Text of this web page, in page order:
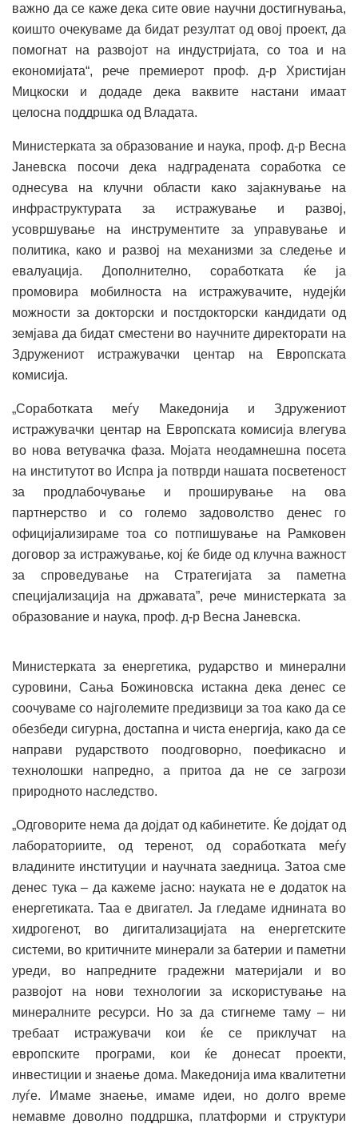
важно да се каже дека сите овие научни достигнувања,
коишто очекуваме да бидат резултат од овој проект, да
помогнат на развојот на индустријата, со тоа и на
економијата“, рече премиерот проф. д-р Христијан
Мицкоски и додаде дека ваквите настани имаат
целосна поддршка од Владата.
Министерката за образование и наука, проф. д-р Весна
Јаневска посочи дека надградената соработка се
однесува на клучни области како зајакнување на
инфраструктурата за истражување и развој,
усовршување на инструментите за управување и
политика, како и развој на механизми за следење и
евалуација. Дополнително, соработката ќе ја
промовира мобилноста на истражувачите, нудејќи
можности за докторски и постдокторски кандидати од
земјава да бидат сместени во научните директорати на
Здружениот истражувачки центар на Европската
комисија.
„Соработката меѓу Македонија и Здружениот
истражувачки центар на Европската комисија влегува
во нова ветувачка фаза. Мојата неодамнешна посета
на институтот во Испра ја потврди нашата посветеност
за продлабочување и проширување на ова
партнерство и со големо задоволство денес го
официјализираме тоа со потпишување на Рамковен
договор за истражување, кој ќе биде од клучна важност
за спроведување на Стратегијата за паметна
специјализација на државата”, рече министерката за
образование и наука, проф. д-р Весна Јаневска.
Министерката за енергетика, рударство и минерални
суровини, Сања Божиновска истакна дека денес се
соочуваме со најголемите предизвици за тоа како да се
обезбеди сигурна, достапна и чиста енергија, како да се
направи рударството поодговорно, поефикасно и
технолошки напредно, а притоа да не се загрози
природното наследство.
„Одговорите нема да дојдат од кабинетите. Ќе дојдат од
лабораториите, од теренот, од соработката меѓу
владините институции и научната заедница. Затоа сме
денес тука – да кажеме јасно: науката не е додаток на
енергетиката. Таа е двигател. Ја гледаме иднината во
хидрогенот, во дигитализацијата на енергетските
системи, во критичните минерали за батерии и паметни
уреди, во напредните градежни материјали и во
развојот на нови технологии за искористување на
минералните ресурси. Но за да стигнеме таму – ни
требаат истражувачи кои ќе се приклучат на
европските програми, кои ќе донесат проекти,
инвестиции и знаење дома. Македонија има квалитетни
луѓе. Имаме знаење, имаме идеи, но долго време
немавме доволно поддршка, платформи и структури